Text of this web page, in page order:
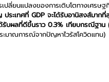
ปลี่ยนแปลงของการเติบโตทางเศรษ
ระเทศที่ GDP จะได้รับอานิสงส์มากที่
ด้รับผลที่ดีขึ้นราว 0.3% เทียบกรณีฐาน
มาณการณ์จากปัญหาไวรัสโควิดแทน)